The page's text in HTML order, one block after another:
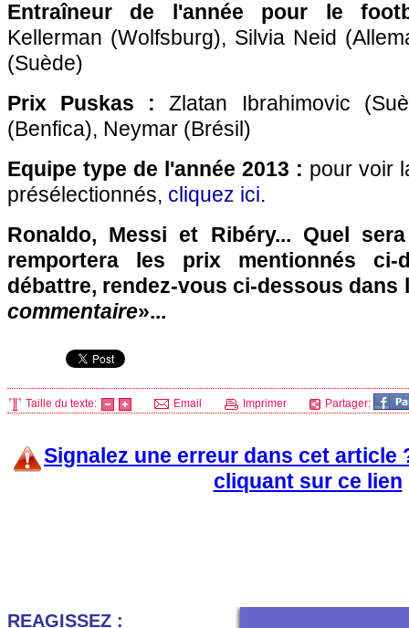
Entraîneur de l'année pour le
Kellerman (Wolfsburg), Silvia Neid
(Suède)
Prix Puskas : Zlatan Ibrahimovic
(Benfica), Neymar (Brésil)
Equipe type de l'année 2013 : pour voir
présélectionnés, cliquez ici.
Ronaldo, Messi et Ribéry... Quel
remportera les prix mentionnés
débattre, rendez-vous ci-dessous dans
commentaire»...
Taille du texte: Email Imprimer Partager:
Signalez une erreur dans cet article
cliquant sur ce lien
REAGISSEZ :